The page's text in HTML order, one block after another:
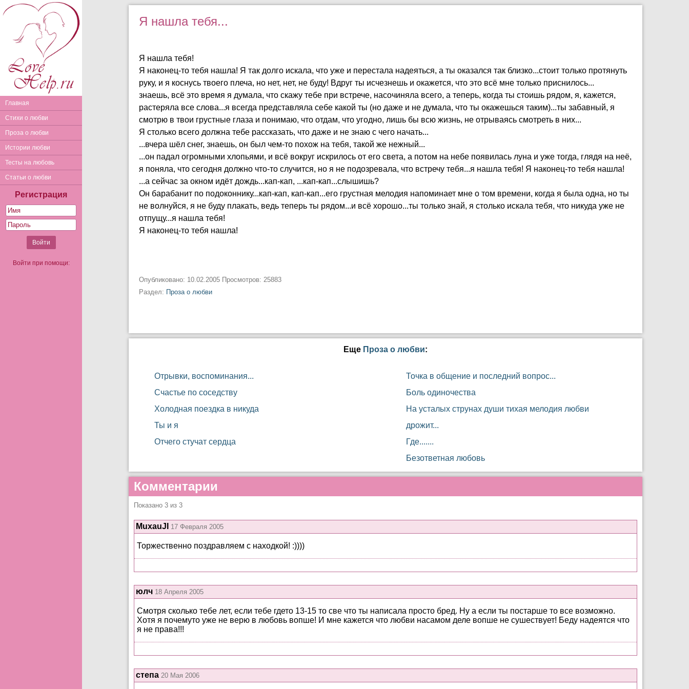
Главная
Стихи о любви
Проза о любви
Истории любви
Тесты на любовь
Статьи о любви
Регистрация
Войти при помощи:
Я нашла тебя...
Я нашла тебя!
Я наконец-то тебя нашла! Я так долго искала, что уже и перестала надеяться, а ты оказался так близко...стоит только протянуть
руку, и я коснусь твоего плеча, но нет, нет, не буду! Вдруг ты исчезнешь и окажется, что это всё мне только приснилось...
знаешь, всё это время я думала, что скажу тебе при встрече, насочиняла всего, а теперь, когда ты стоишь рядом, я, кажется,
растеряла все слова...я всегда представляла себе какой ты (но даже и не думала, что ты окажешься таким)...ты забавный, я
смотрю в твои грустные глаза и понимаю, что отдам, что угодно, лишь бы всю жизнь, не отрываясь смотреть в них...
Я столько всего должна тебе рассказать, что даже и не знаю с чего начать...
...вчера шёл снег, знаешь, он был чем-то похож на тебя, такой же нежный...
...он падал огромными хлопьями, и всё вокруг искрилось от его света, а потом на небе появилась луна и уже тогда, глядя на неё,
я поняла, что сегодня должно что-то случится, но я не подозревала, что встречу тебя...я нашла тебя! Я наконец-то тебя нашла!
...а сейчас за окном идёт дождь...кап-кап, ...кап-кап...слышишь?
Он барабанит по подоконнику...кап-кап, кап-кап...его грустная мелодия напоминает мне о том времени, когда я была одна, но ты
не волнуйся, я не буду плакать, ведь теперь ты рядом...и всё хорошо...ты только знай, я столько искала тебя, что никуда уже не
отпущу...я нашла тебя!
Я наконец-то тебя нашла!
Опубликовано: 10.02.2005 Просмотров: 25883
Раздел: Проза о любви
Еще Проза о любви:
Отрывки, воспоминания...
Счастье по соседству
Холодная поездка в никуда
Ты и я
Отчего стучат сердца
Точка в общение и последний вопрос...
Боль одиночества
На усталых струнах души тихая мелодия любви
дрожит...
Где.......
Безответная любовь
Комментарии
Показано 3 из 3
MuxauJI 17 Февраля 2005
Торжественно поздравляем с находкой! :))))
юлч 18 Апреля 2005
Смотря сколько тебе лет, если тебе гдето 13-15 то све что ты написала просто бред. Ну а если ты постарше то все возможно.
Хотя я почемуто уже не верю в любовь вопше! И мне кажется что любви насамом деле вопше не сушествует! Беду надеятся что
я не права!!!
степа 20 Мая 2006